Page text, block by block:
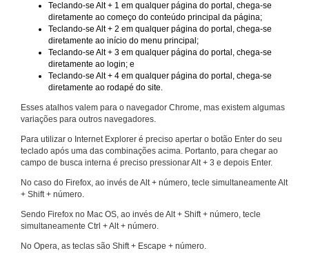
Teclando-se Alt + 1 em qualquer página do portal, chega-se
diretamente ao começo do conteúdo principal da página;
Teclando-se Alt + 2 em qualquer página do portal, chega-se
diretamente ao início do menu principal;
Teclando-se Alt + 3 em qualquer página do portal, chega-se
diretamente ao login; e
Teclando-se Alt + 4 em qualquer página do portal, chega-se
diretamente ao rodapé do site.
Esses atalhos valem para o navegador Chrome, mas existem algumas
variações para outros navegadores.
Para utilizar o Internet Explorer é preciso apertar o botão Enter do seu
teclado após uma das combinações acima. Portanto, para chegar ao
campo de busca interna é preciso pressionar Alt + 3 e depois Enter.
No caso do Firefox, ao invés de Alt + número, tecle simultaneamente Alt
+ Shift + número.
Sendo Firefox no Mac OS, ao invés de Alt + Shift + número, tecle
simultaneamente Ctrl + Alt + número.
No Opera, as teclas são Shift + Escape + número.